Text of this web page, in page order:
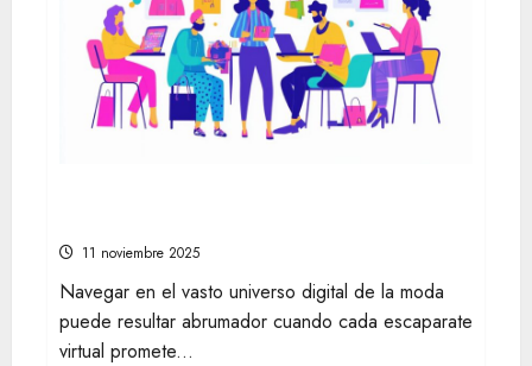
vida
en
la
sociedad
moderna
a
través
de
festivales
11 noviembre 2025
Navegar en el vasto universo digital de la moda
puede resultar abrumador cuando cada escaparate
virtual promete...